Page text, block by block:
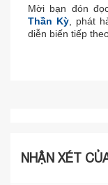
Mời bạn đón
Thần Kỳ , phát
diễn biến tiếp
NHẬN XÉT